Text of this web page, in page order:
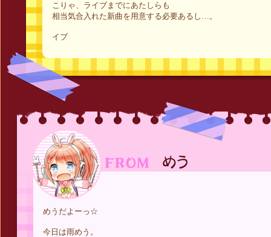
こりゃ、ライブまでにあたしらも
相当気合入れた新曲を用意する必要あるし…。
イブ
めうだよーっ☆
今日は雨めう。